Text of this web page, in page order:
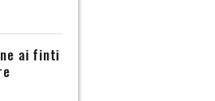
ai finti